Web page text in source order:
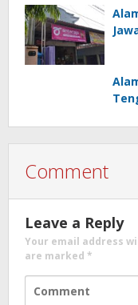
Comment
Leave a Reply
Your email address
are marked *